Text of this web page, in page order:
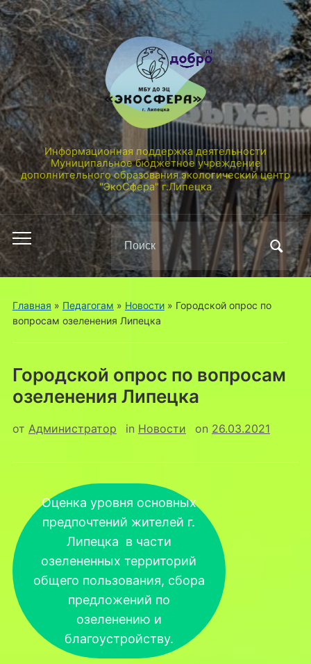
Информационная поддержка деятельности
Муниципальное бюджетное учреждение
дополнительного образования экологический центр
"ЭкоСфера" г.Липецка
Переключить
мобильное
меню
Поиск
по:
Главная » Педагогам » Новости» Городской опрос по
вопросам озеленения Липецка
Городской опрос по вопросам
озеленения Липецка
от Администратор in Новости on 26.03.2021
Оценка уровня основных
предпочтений жителей г.
Липецка в части
озелененных территорий
общего пользования, сбора
предложений по
озеленению и
благоустройству.